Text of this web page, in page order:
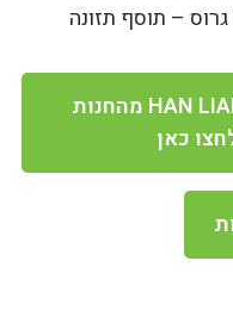
– תוסף תזונה
להזמנת אקליפטה HAN LIAN CAO מהחנות
כאן